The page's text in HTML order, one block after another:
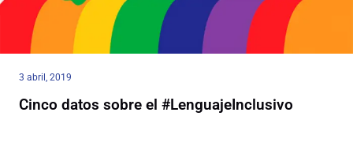
3 abril, 2019
Cinco datos sobre el #LenguajeInclusivo